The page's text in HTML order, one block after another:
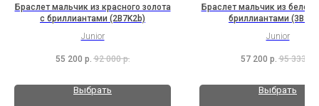
Браслет мальчик из красного золота
с бриллиантами (2B7K2b)
Junior
55 200 р. 92 000 р.
Выбрать
Браслет мальчик из белого
бриллиантами
Junior
57 200 р. 95 333
Выбрать